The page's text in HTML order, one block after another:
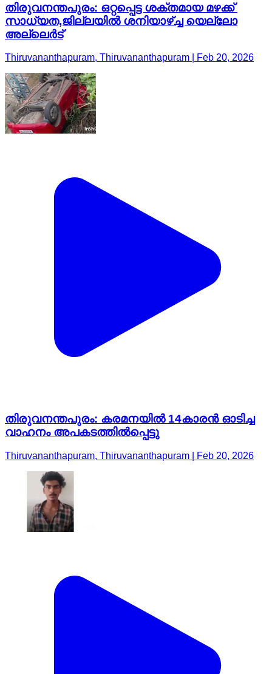
തിരുവനന്തപുരം: ഒറ്റപ്പെട്ട ശക്തമായ മഴക്ക്
സാധ്യത,ജില്ലയിൽ ശനിയാഴ്ച്ച യെല്ലോ
അല്ലെർട്
Thiruvananthapuram, Thiruvananthapuram | Feb 20, 2026
തിരുവനന്തപുരം: കരമനയില്‍ 14കാരൻ ഓടിച്ച
വാഹനം അപകടത്തില്‍പ്പെട്ടു
Thiruvananthapuram, Thiruvananthapuram | Feb 20, 2026